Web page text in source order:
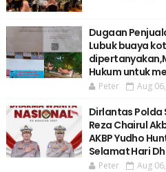
Dugaan
Lubuk buaya
Hukum untuk
Peter Aug
Dirlantas Polda
Reza Chairul
AKBP Yudho
Selamat Hari
Peter Aug